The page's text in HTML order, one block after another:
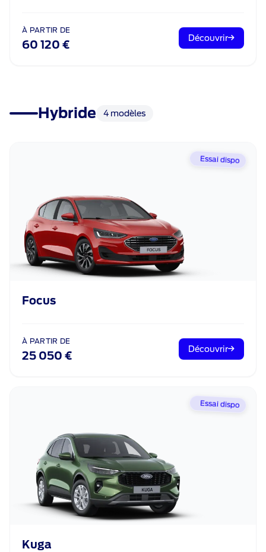
À PARTIR DE
60 120 €
Découvrir
Hybride 4 modèles
Essai dispo
Focus
À PARTIR DE
25 050 €
Découvrir
Essai dispo
Kuga